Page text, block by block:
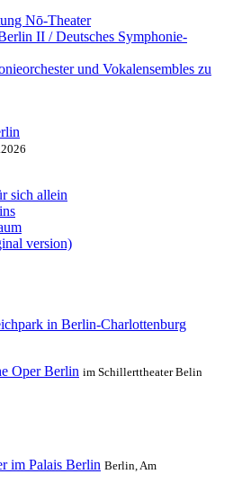
Nō-Theater
II / Deutsches Symphonie-
und Vokalensembles zu
sich allein
version)
in Berlin-Charlottenburg
Oper Berlin im Schillerttheater Belin
im Palais Berlin Berlin, Am